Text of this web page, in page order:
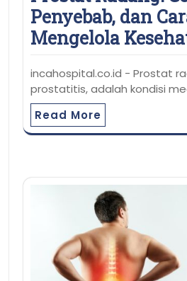
Penyebab, dan
Mengelola
incahospital.co.id - Prostat
prostatitis, adalah kondisi
Read More